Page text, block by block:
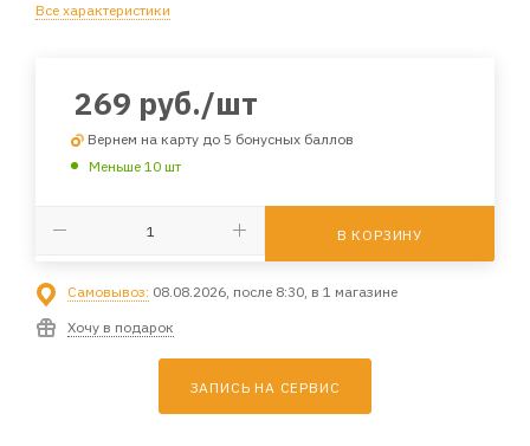
Все характеристики
269 руб./шт
Вернем на карту до 5 бонусных баллов
Меньше 10 шт
В КОРЗИНУ
Самовывоз: 08.08.2026, после 8:30, в 1 магазине
Хочу в подарок
ЗАПИСЬ НА СЕРВИС